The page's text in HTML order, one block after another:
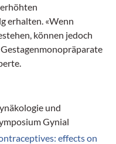
erhalten. «Wenn
können jedoch
und
Gynial
effects on